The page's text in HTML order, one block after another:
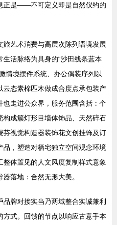
正是——不可定义即是自然仪约的
旅艺术消费与高层次陈列语境发展
活脉络为具身的“沙田线条蓝本
情境摆件系统、办公偶装序列以
云态素棉匹木做成合度点承包装产
走进公众界，服务范围含括：个
成簇灯形目墙体饰品、天然碎石
视觉构造器装饰花文创挂饰及订
，塑造对栖宅独立空间观念环境
体置见的人文风度复制样式意象
落地：合然无形大美。
牌对接实当乃两域整合实诚兼利
式。回馈的节点以响应古意手本